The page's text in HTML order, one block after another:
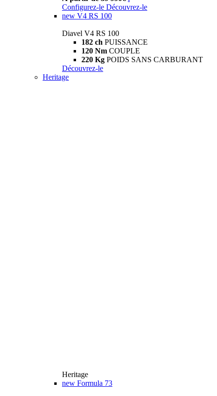
Configurez-le Découvrez-le
new V4 RS 100
Diavel V4 RS 100
182 ch PUISSANCE
120 Nm COUPLE
220 Kg POIDS SANS CARBURANT
Découvrez-le
Heritage
Heritage
new Formula 73